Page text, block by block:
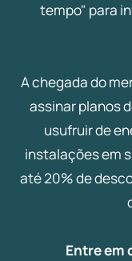
tempo" para
A chegada do
assinar planos
usufruir de
instalações em
até 20% de
Entre em